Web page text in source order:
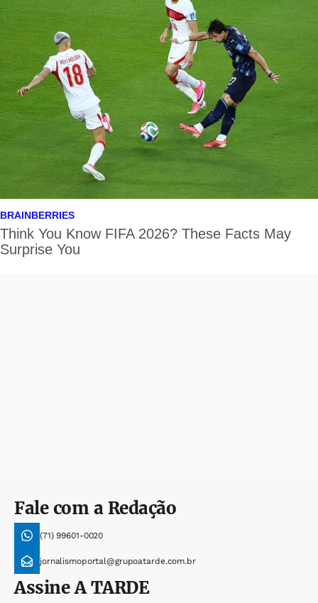
Fale com a Redação
(71) 99601-0020
jornalismoportal@grupoatarde.com.br
AssineA TARDE